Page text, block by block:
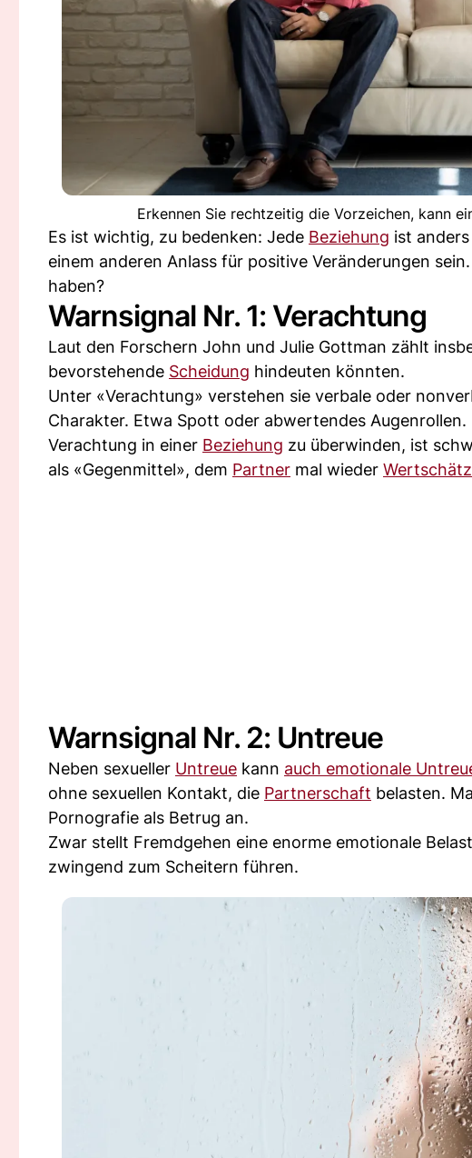
Erkennen Sie rechtzeitig die Vorzeichen, kann
Es ist wichtig, zu bedenken: Jede Beziehung ist
einem anderen Anlass für positive Veränderungen
haben?
Warnsignal Nr. 1: Verachtung
Laut den Forschern John und Julie Gottman zählt
bevorstehende Scheidung hindeuten könnten.
Unter «Verachtung» verstehen sie verbale oder
Charakter. Etwa Spott oder abwertendes Augenrollen.
Verachtung in einer Beziehung zu überwinden, ist
als «Gegenmittel», dem Partner mal wieder
Warnsignal Nr. 2: Untreue
Neben sexueller Untreue kann auch emotionale
ohne sexuellen Kontakt, die Partnerschaft belasten.
Pornografie als Betrug an.
Zwar stellt Fremdgehen eine enorme emotionale
zwingend zum Scheitern führen.